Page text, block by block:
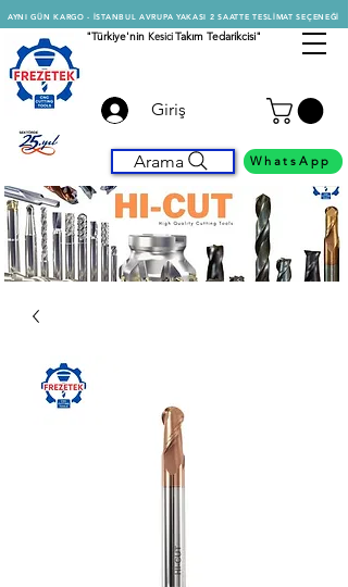
AYNI GÜN KARGO - İSTANBUL AVRUPA YAKASI 2 SAATTE TESLİMAT SEÇENEĞİ
"Türkiye'nin KesiciTakım Tedarikcisi"
Giriş
Arama WhatsApp